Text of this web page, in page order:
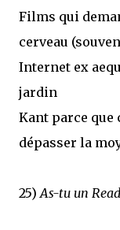
Films qui
cerveau
Internet ex
jardin
Kant parce que
dépasser la
25)As-tu un